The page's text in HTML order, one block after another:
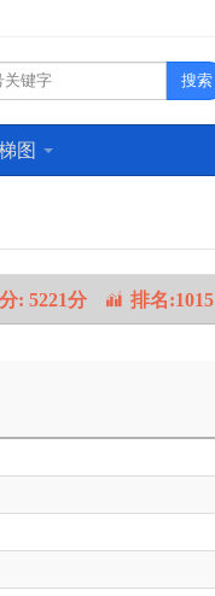
搜索
图
: 5221分 排名:1015